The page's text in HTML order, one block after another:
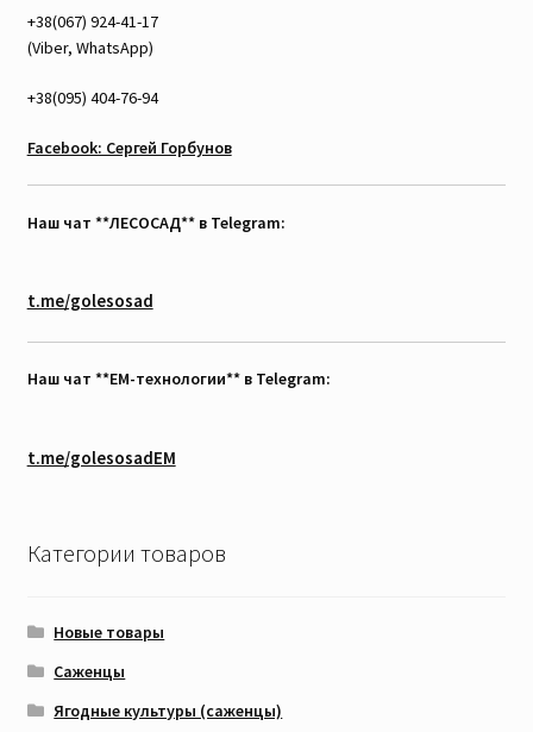
+38(067) 924-41-17
(Viber, WhatsApp)
+38(095) 404-76-94
Facebook: Сергей Горбунов
Наш чат **ЛЕСОСАД** в Telegram:
t.me/golesosad
Наш чат **EM-технологии** в Telegram:
t.me/golesosadEM
Категории товаров
Новые товары
Саженцы
Ягодные культуры (саженцы)